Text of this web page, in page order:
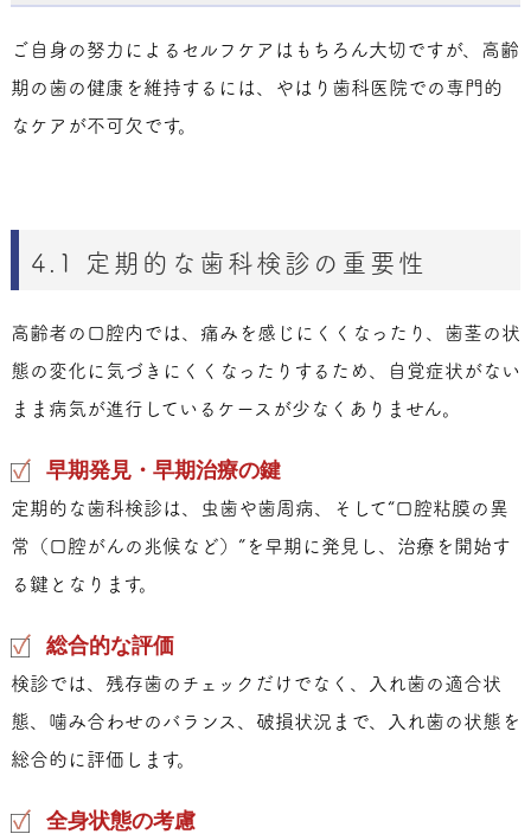
ご自身の努力によるセルフケアはもちろん大切ですが、高齢
期の歯の健康を維持するには、やはり歯科医院での専門的
なケアが不可欠です。
4.1 定期的な歯科検診の重要性
高齢者の口腔内では、痛みを感じにくくなったり、歯茎の状
態の変化に気づきにくくなったりするため、自覚症状がない
まま病気が進行しているケースが少なくありません。
早期発見・早期治療の鍵
定期的な歯科検診は、虫歯や歯周病、そして“口腔粘膜の異
常（口腔がんの兆候など）”を早期に発見し、治療を開始す
る鍵となります。
総合的な評価
検診では、残存歯のチェックだけでなく、入れ歯の適合状
態、噛み合わせのバランス、破損状況まで、入れ歯の状態を
総合的に評価します。
全身状態の考慮